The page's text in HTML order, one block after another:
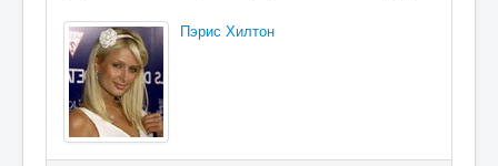
Пэрис Хилтон